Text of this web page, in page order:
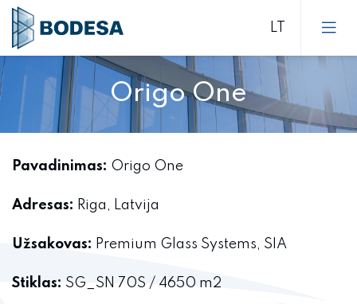
Įmonės politika
Karjera
ES SF parama finansuojami projektai
Stiklo paketai
Stiklo paketai
Origo One
Pavadinimas: Origo One
Adresas: Riga, Latvija
Užsakovas: Premium Glass Systems, SIA
Stiklas: SG_SN 70S / 4650 m2